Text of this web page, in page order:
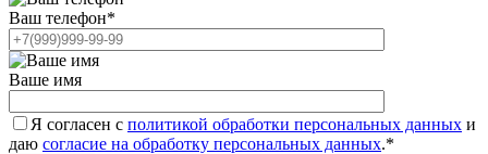
Ваш телефон*
Ваше имя
Я согласен с политикой обработки персональных данных и
даю согласие на обработку персональных данных.*